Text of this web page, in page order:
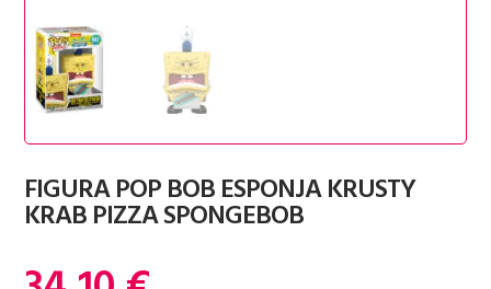
FIGURA POP BOB ESPONJA KRUSTY
KRAB PIZZA SPONGEBOB